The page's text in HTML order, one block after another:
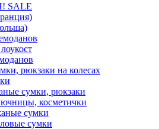
SALE
рюкзаки на колесах
сумки, рюкзаки
косметички
сумки
сумки